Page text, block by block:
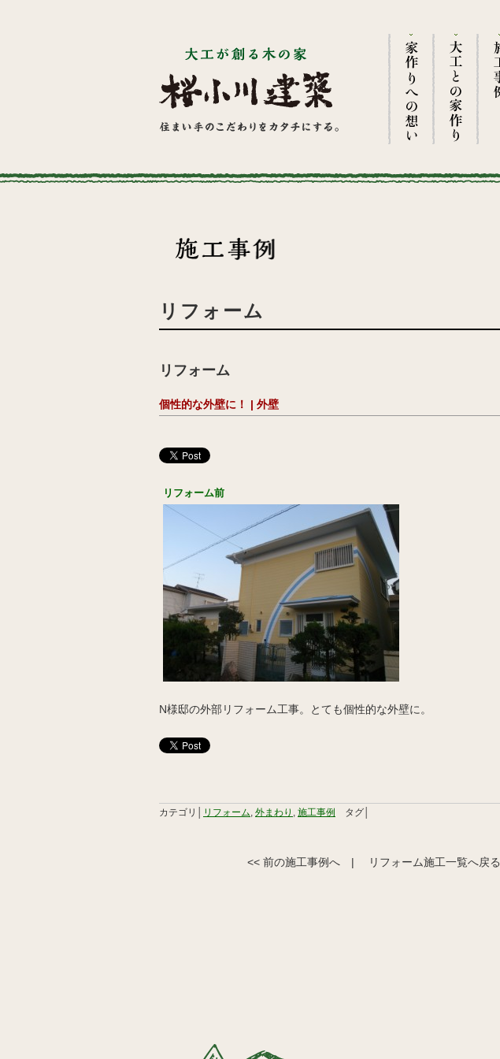
リフォーム
リフォーム
個性的な外壁に！ | 外壁
リフォーム前
N様邸の外部リフォーム工事。とても個性的な外壁に。
カテゴリ│ リフォーム, 外まわり , 施工事例 タグ│
<< 前の施工事例へ | リフォーム施工一覧へ戻る